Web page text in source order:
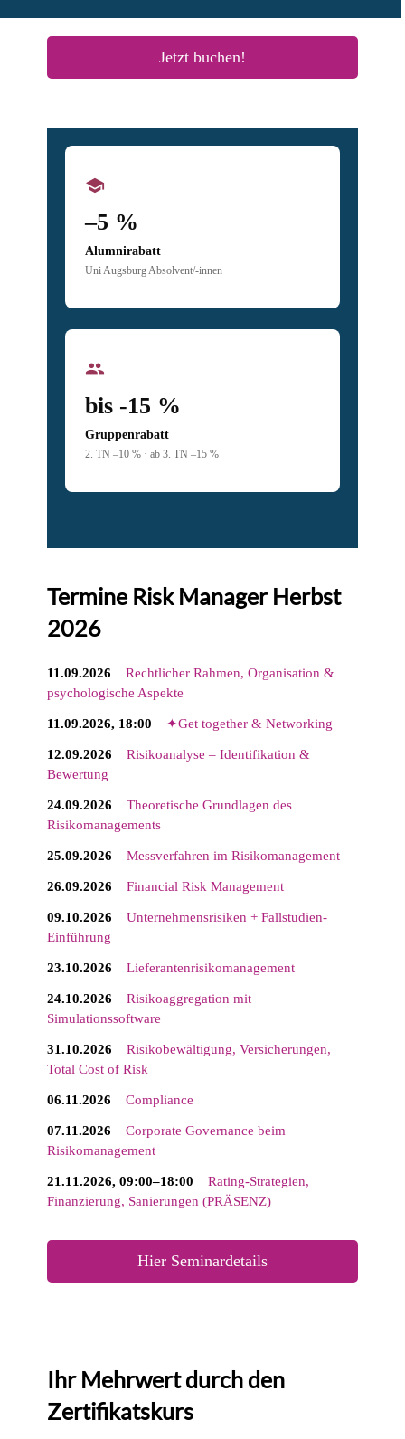
Jetzt buchen!
school
–5 %
Alumnirabatt
Uni Augsburg Absolvent/-innen
group
bis -15 %
Gruppenrabatt
2. TN –10 % · ab 3. TN –15 %
Termine Risk Manager Herbst
2026
11.09.2026
Rechtlicher Rahmen, Organisation &
psychologische Aspekte
11.09.2026, 18:00 ✦Get together & Networking
12.09.2026
Risikoanalyse – Identifikation &
Bewertung
24.09.2026
Theoretische Grundlagen des
Risikomanagements
25.09.2026 Messverfahren im Risikomanagement
26.09.2026 Financial Risk Management
09.10.2026
Unternehmensrisiken + Fallstudien-
Einführung
23.10.2026 Lieferantenrisikomanagement
24.10.2026
Risikoaggregation mit
Simulationssoftware
31.10.2026
Risikobewältigung, Versicherungen,
Total Cost of Risk
06.11.2026 Compliance
07.11.2026
Corporate Governance beim
Risikomanagement
21.11.2026, 09:00–18:00
Rating-Strategien,
Finanzierung, Sanierungen (PRÄSENZ)
Hier Seminardetails
Ihr Mehrwert durch den
Zertifikatskurs